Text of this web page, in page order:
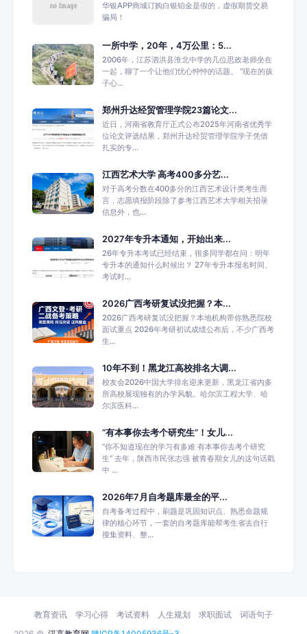
华银APP商城订购白银铂金是假的，虚假期货交易
骗局！
一所中学，20年，4万公里：5...
2006年，江苏泗洪县淮北中学的几位思政老师坐在
一起，聊了一个让他们忧心忡忡的话题。 “现在的孩
子心...
郑州升达经贸管理学院23篇论文...
近日，河南省教育厅正式公布2025年河南省优秀学
位论文评选结果，郑州升达经贸管理学院学子凭借
扎实的专...
江西艺术大学 高考400多分艺...
对于高考分数在400多分的江西艺术设计类考生而
言，志愿填报阶段除了参考江西艺术大学相关招录
信息外，也...
2027年专升本通知，开始出来...
26年专升本考试已经结束，很多同学都在问：明年
专升本的通知什么时候出？ 27年专升本报名时间、
考试时...
2026广西考研复试没把握？本...
2026广西考研复试没把握？本地机构带你熟悉院校
面试重点 2026年考研初试成绩公布后，不少广西考
生...
10年不到！黑龙江高校排名大调...
校友会2026中国大学排名迎来更新，黑龙江省内多
所高校展现独有的办学风貌。哈尔滨工程大学、哈
尔滨医科...
“有本事你去考个研究生”！女儿...
“你不知道现在的学习有多难 有本事你去考个研究
生” 去年，陕西市民张志强 被青春期女儿的这句话戳
中 ...
2026年7月自考题库最全的平...
自考备考过程中，刷题是巩固知识点、熟悉命题规
律的核心环节，一套的自考题库能帮考生省去自行
搜集资料、整...
教育资讯 学习心得 考试资料 人生规划 求职面试 词语句子